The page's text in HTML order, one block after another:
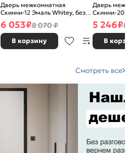
Дверь межкомнатная
Скинни-12 Эмаль Whitey, без
декора, глухая, без стекла,
без кромки, скиновая
6 053₽8 070 ₽
В корзину
Дверь
Скинни-20
декора,
без кромки,
5 246₽8
В
Смотреть все